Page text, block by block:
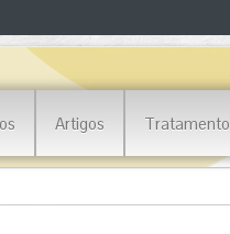
Artigos Tratamento